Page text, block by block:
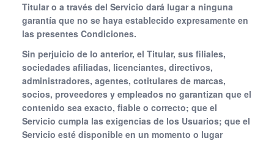
Titular o a través del Servicio dará lugar a ninguna
garantía que no se haya establecido expresamente en
las presentes Condiciones.
Sin perjuicio de lo anterior, el Titular, sus filiales,
sociedades afiliadas, licenciantes, directivos,
administradores, agentes, cotitulares de marcas,
socios, proveedores y empleados no garantizan que el
contenido sea exacto, fiable o correcto; que el
Servicio cumpla las exigencias de los Usuarios; que el
Servicio esté disponible en un momento o lugar